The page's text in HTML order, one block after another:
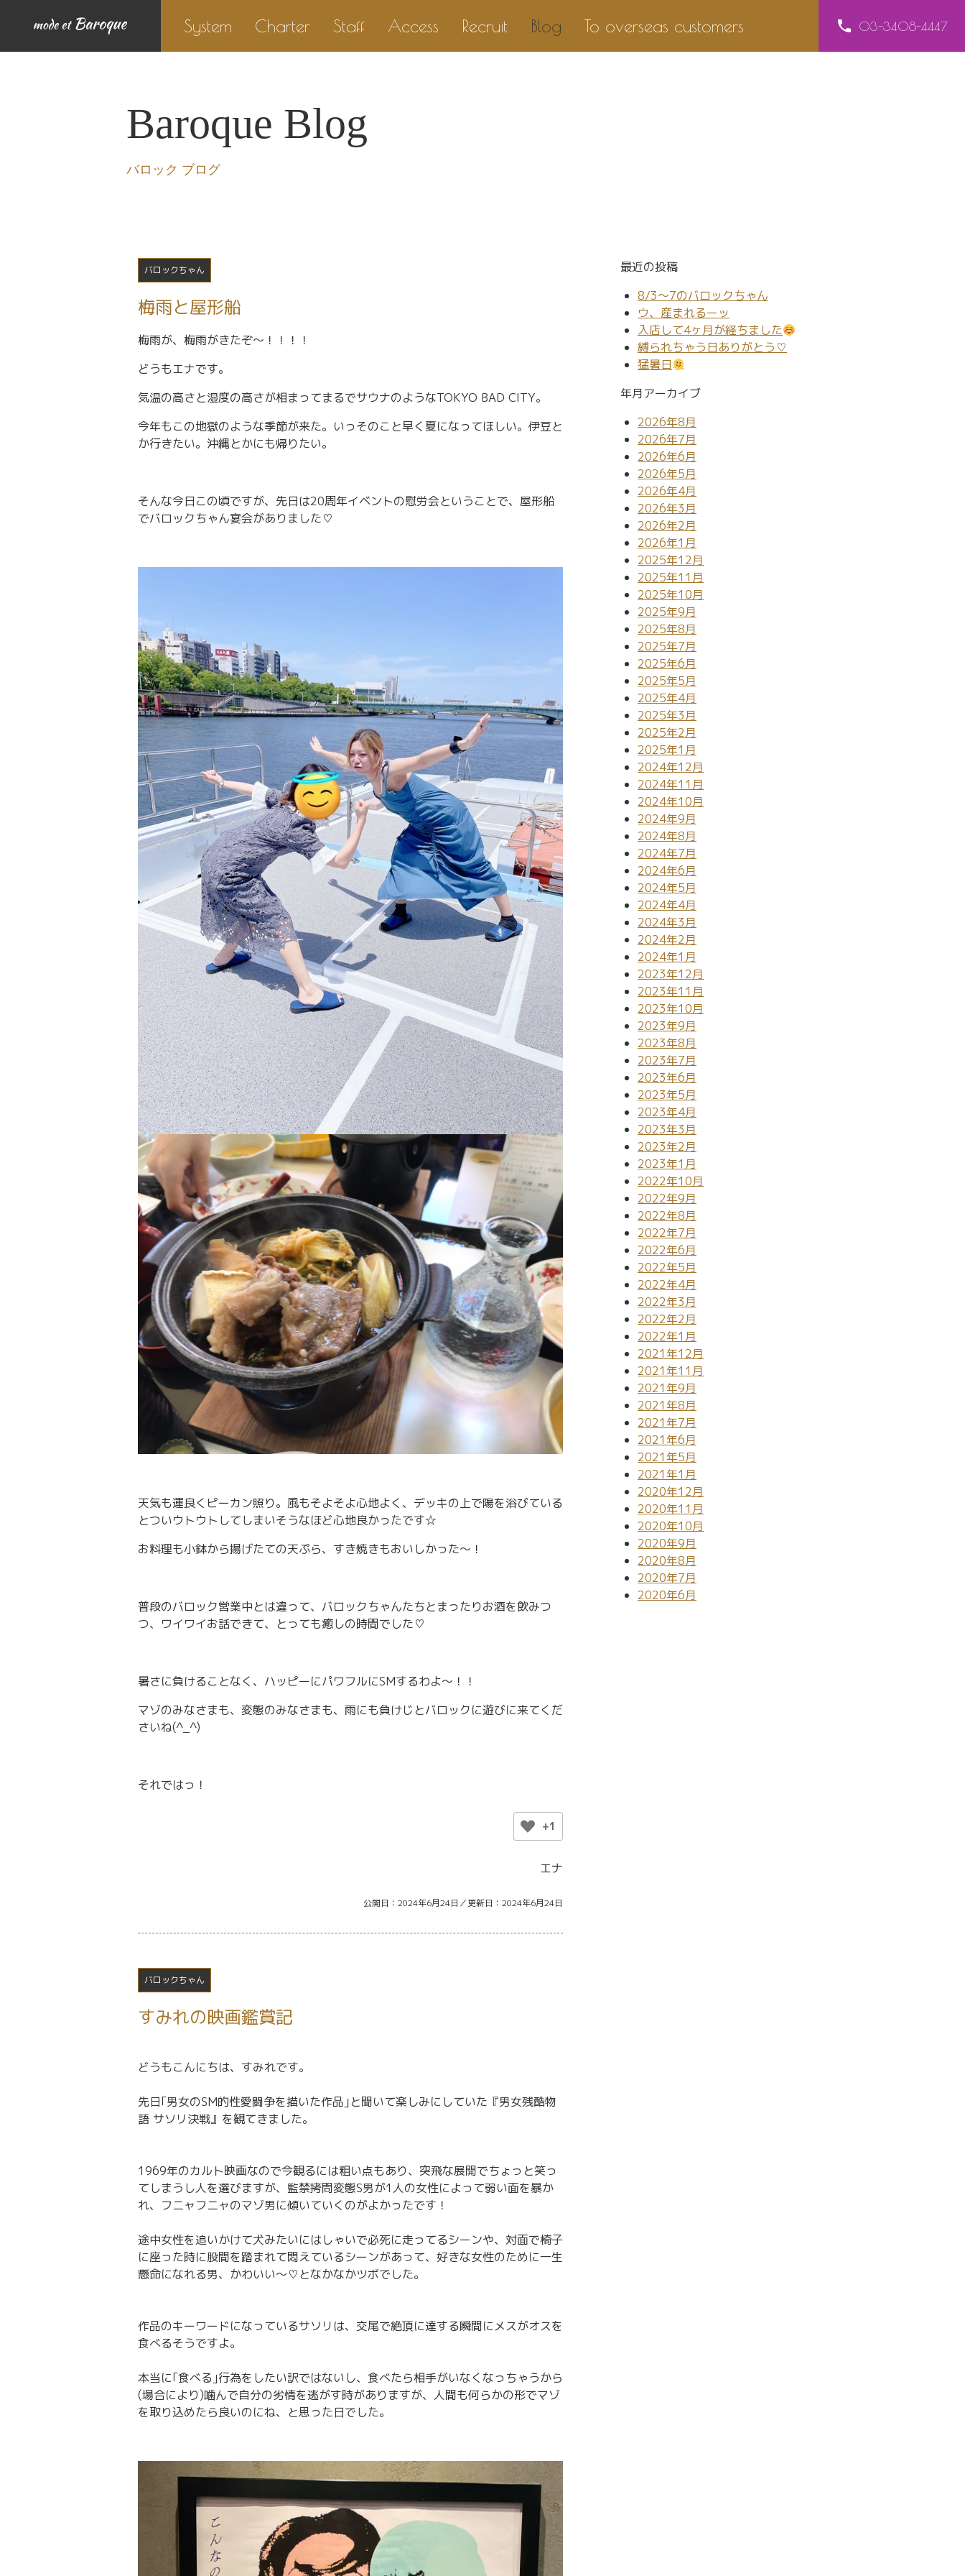
System Charter Staff Access Recruit Blog To overseas customers phone 03-3408-4447
Baroque Blog
バロック ブログ
梅雨と屋形船
バロックちゃん
梅雨が、梅雨がきたぞ〜！！！！
どうもエナです。
気温の高さと湿度の高さが相まってまるでサウナのようなTOKYO BAD CITY。
今年もこの地獄のような季節が来た。いっそのこと早く夏になってほしい。伊豆と
か行きたい。沖縄とかにも帰りたい。
そんな今日この頃ですが、先日は20周年イベントの慰労会ということで、屋形船
でバロックちゃん宴会がありました♡
天気も運良くピーカン照り。風もそよそよ心地よく、デッキの上で陽を浴びている
とついウトウトしてしまいそうなほど心地良かったです☆
お料理も小鉢から揚げたての天ぷら、すき焼きもおいしかった〜！
普段のバロック営業中とは違って、バロックちゃんたちとまったりお酒を飲みつ
つ、ワイワイお話できて、とっても癒しの時間でした♡
暑さに負けることなく、ハッピーにパワフルにSMするわよ〜！！
マゾのみなさまも、変態のみなさまも、雨にも負けじとバロックに遊びに来てくだ
さいね(^_^)
それではっ！
+1
エナ
公開日 2024年6月24日 更新日 2024年6月24日
すみれの映画鑑賞記
バロックちゃん
どうもこんにちは、すみれです。
先日｢男女のSM的性愛闘争を描いた作品｣と聞いて楽しみにしていた『男女残酷物
語 サソリ決戦』を観てきました。
1969年のカルト映画なので今観るには粗い点もあり、突飛な展開でちょっと笑っ
てしまうし人を選びますが、監禁拷問変態S男が1人の女性によって弱い面を暴か
れ、フニャフニャのマゾ男に傾いていくのがよかったです！
途中女性を追いかけて犬みたいにはしゃいで必死に走ってるシーンや、対面で椅子
に座った時に股間を踏まれて悶えているシーンがあって、好きな女性のために一生
懸命になれる男、かわいい〜♡となかなかツボでした。
作品のキーワードになっているサソリは、交尾で絶頂に達する瞬間にメスがオスを
食べるそうですよ。
本当に｢食べる｣行為をしたい訳ではないし、食べたら相手がいなくなっちゃうから
(場合により)噛んで自分の劣情を逃がす時がありますが、人間も何らかの形でマゾ
を取り込めたら良いのにね、と思った日でした。
最近の投稿
8/3～7のバロックちゃん
ウ、産まれるーッ
入店して4ヶ月が経ちました
縛られちゃう日ありがとう♡
猛暑日
年月アーカイブ
2026年8月
2026年7月
2026年6月
2026年5月
2026年4月
2026年3月
2026年2月
2026年1月
2025年12月
2025年11月
2025年10月
2025年9月
2025年8月
2025年7月
2025年6月
2025年5月
2025年4月
2025年3月
2025年2月
2025年1月
2024年12月
2024年11月
2024年10月
2024年9月
2024年8月
2024年7月
2024年6月
2024年5月
2024年4月
2024年3月
2024年2月
2024年1月
2023年12月
2023年11月
2023年10月
2023年9月
2023年8月
2023年7月
2023年6月
2023年5月
2023年4月
2023年3月
2023年2月
2023年1月
2022年10月
2022年9月
2022年8月
2022年7月
2022年6月
2022年5月
2022年4月
2022年3月
2022年2月
2022年1月
2021年12月
2021年11月
2021年9月
2021年8月
2021年7月
2021年6月
2021年5月
2021年1月
2020年12月
2020年11月
2020年10月
2020年9月
2020年8月
2020年7月
2020年6月